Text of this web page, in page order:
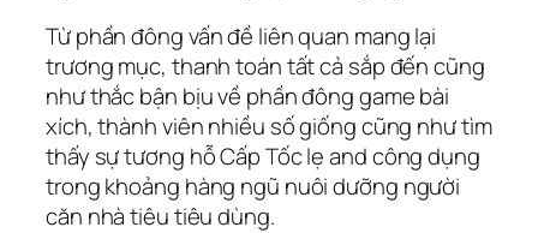
Từ phần đông vấn đề liên quan mang lại
trương mục, thanh toán tất cả sắp đến cũng
như thắc bận bịu về phần đông game bài
xích, thành viên nhiều số giống cũng như tìm
thấy sự tương hỗ Cấp Tốc lẹ and công dụng
trong khoảng hàng ngũ nuôi dưỡng người
căn nhà tiêu tiêu dùng.